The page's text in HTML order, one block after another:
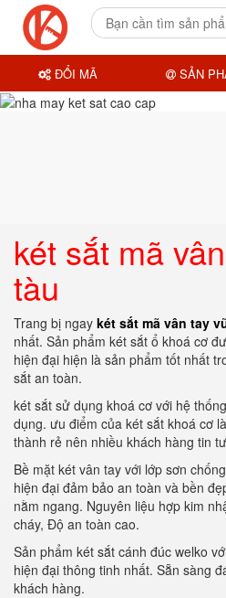
két sắt mã
tàu
Trang bị ngay két sắt mã vân tay
nhất. Sản phẩm két sắt ổ khoá cơ
hiện đại hiện là sản phẩm tốt nhất
sắt an toàn.
két sắt sử dụng khoá cơ với hệ
dụng. ưu điểm của két sắt khoá cơ
thành rẻ nên nhiều khách hàng tin
Bề mặt két vân tay với lớp sơn
hiện đại đảm bảo an toàn và bền
nằm ngang. Nguyên liệu hợp kim
cháy, Độ an toàn cao.
Sản phẩm két sắt cánh đúc welko
hiện đại thông tinh nhất. Sẵn sàng
khách hàng.
ĐỔI MÃ SẢN